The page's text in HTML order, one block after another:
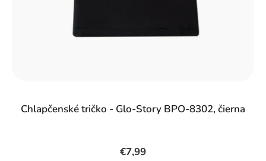
Chlapčenské tričko - Glo-Story BPO-8302, čierna
€7,99